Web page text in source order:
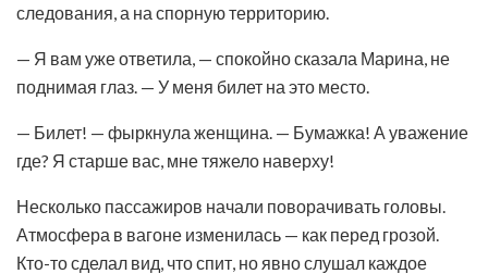
следования, а на спорную территорию.
— Я вам уже ответила, — спокойно сказала Марина, не
поднимая глаз. — У меня билет на это место.
— Билет! — фыркнула женщина. — Бумажка! А уважение
где? Я старше вас, мне тяжело наверху!
Несколько пассажиров начали поворачивать головы.
Атмосфера в вагоне изменилась — как перед грозой.
Кто-то сделал вид, что спит, но явно слушал каждое